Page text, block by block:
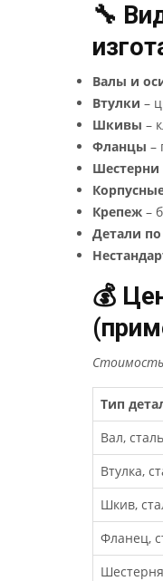
🔧
Валы и
Втулки –
Шкивы –
Фланцы –
Шестерни
Крепеж –
Детали
💰
Тип
Вал,
Втулка,
Шкив,
Фланец,